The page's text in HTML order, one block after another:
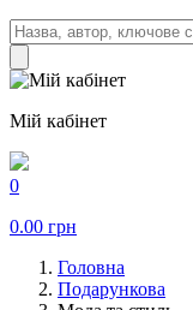
Мій кабінет
0
0.00 грн
Головна
Подарункова